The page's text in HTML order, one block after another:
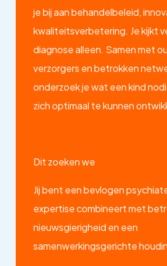
je bij aan behandelbeleid,
kwaliteitsverbetering. Je kijkt
diagnose alleen. Samen met
verzorgers en betrokken
onderzoek je wat een kind
zich optimaal te kunnen
Dit zoeken we
Jij bent een bevlogen
expertise combineert met
nieuwsgierigheid en een
samenwerkingsgerichte